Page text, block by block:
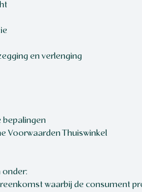
en verlenging
bepalingen
Voorwaarden Thuiswinkel
onder:
waarbij de consument